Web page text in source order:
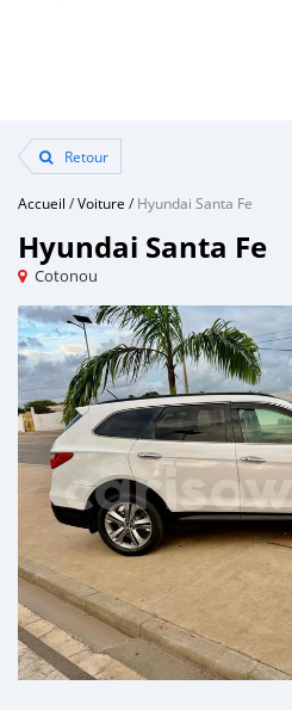
Retour
Accueil /Voiture /Hyundai Santa Fe
Hyundai Santa Fe
Cotonou